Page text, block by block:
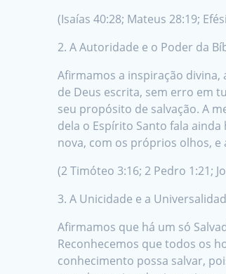
(Isaías 40:28; Mateus 28:19;
2. A Autoridade e o Poder da
Afirmamos a inspiração
de Deus escrita, sem erro em
seu propósito de salvação. A
dela o Espírito Santo fala
nova, com os próprios olhos,
(2 Timóteo 3:16; 2 Pedro 1:21;
3. A Unicidade e a
Afirmamos que há um só
Reconhecemos que todos os
conhecimento possa salvar,